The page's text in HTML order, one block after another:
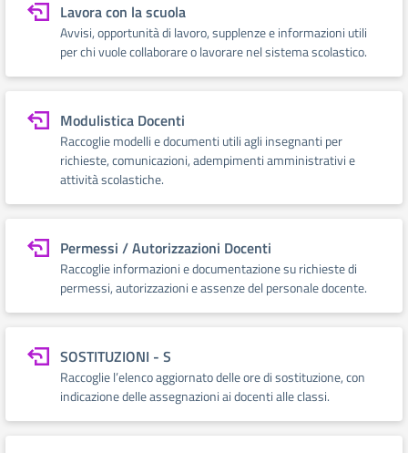
Lavora con la scuola
Avvisi, opportunità di lavoro, supplenze e informazioni utili
per chi vuole collaborare o lavorare nel sistema scolastico.
Modulistica Docenti
Raccoglie modelli e documenti utili agli insegnanti per
richieste, comunicazioni, adempimenti amministrativi e
attività scolastiche.
Permessi / Autorizzazioni Docenti
Raccoglie informazioni e documentazione su richieste di
permessi, autorizzazioni e assenze del personale docente.
SOSTITUZIONI - S
Raccoglie l’elenco aggiornato delle ore di sostituzione, con
indicazione delle assegnazioni ai docenti alle classi.